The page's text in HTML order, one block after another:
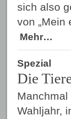
sich also
von „Mein
Mehr…
Spezial
Die
Wahljahr,